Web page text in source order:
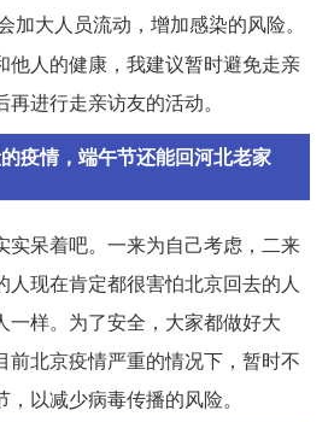
加大人员流动，增加感染的风险。
他人的健康，我建议暂时避免走亲
进行走亲访友的活动。
疫情，端午节还能回河北老家
实呆着吧。一来为自己考虑，二来
人现在肯定都很害怕北京回去的人
一样。为了安全，大家都做好大
前北京疫情严重的情况下，暂时不
以减少病毒传播的风险。